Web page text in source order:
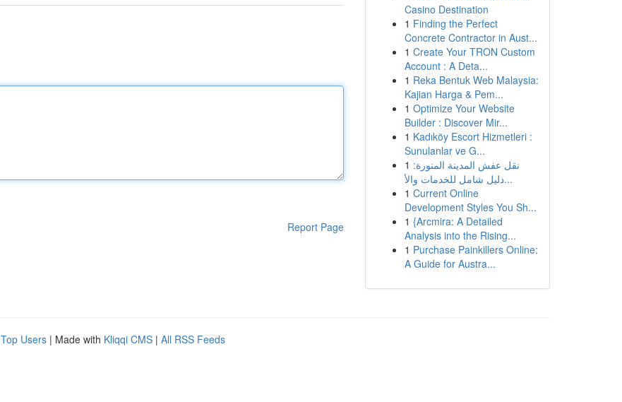
Report Page
Casino Destination
1 Finding the Perfect
Concrete Contractor in Aust...
1 Create Your TRON Custom
Account : A Deta...
1 Reka Bentuk Web Malaysia:
Kajian Harga & Pem...
1 Optimize Your Website
Builder : Discover Mir...
1 Kadıköy Escort Hizmetleri :
Sunulanlar ve G...
1 نقل عفش المدينة المنورة:
دليل شامل للخدمات والأ...
1 Current Online
Development Styles You Sh...
1 {Arcmira: A Detailed
Analysis into the Rising...
1 Purchase Painkillers Online:
A Guide for Austra...
Top Users | Made with Kliqqi CMS | All RSS Feeds